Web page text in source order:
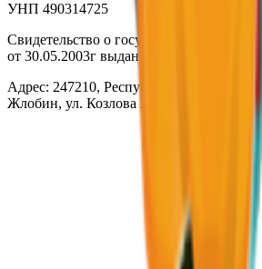
УНП 490314725
Свидетельство о государственной
от 30.05.2003г выдано Гомельским
Адрес: 247210, Республика Беларусь,
Жлобин, ул. Козлова 2-А